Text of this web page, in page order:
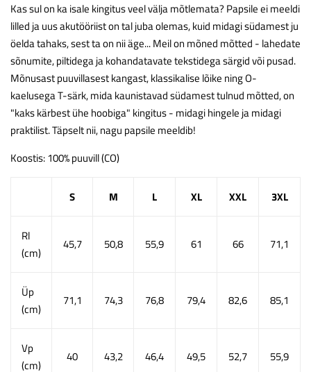
Kas sul on ka isale kingitus veel välja mõtlemata? Papsile ei meeldi
lilled ja uus akutööriist on tal juba olemas, kuid midagi südamest ju
öelda tahaks, sest ta on nii äge... Meil on mõned mõtted - lahedate
sõnumite, piltidega ja kohandatavate tekstidega särgid või pusad.
Mõnusast puuvillasest kangast, klassikalise lõike ning O-
kaelusega T-särk, mida kaunistavad südamest tulnud mõtted, on
"kaks kärbest ühe hoobiga" kingitus - midagi hingele ja midagi
praktilist. Täpselt nii, nagu papsile meeldib!
Koostis: 100% puuvill (CO)
S M L XL XXL 3XL
Rl
(cm)
45,7 50,8 55,9 61 66 71,1
Üp
(cm)
71,1 74,3 76,8 79,4 82,6 85,1
Vp
(cm)
40 43,2 46,4 49,5 52,7 55,9